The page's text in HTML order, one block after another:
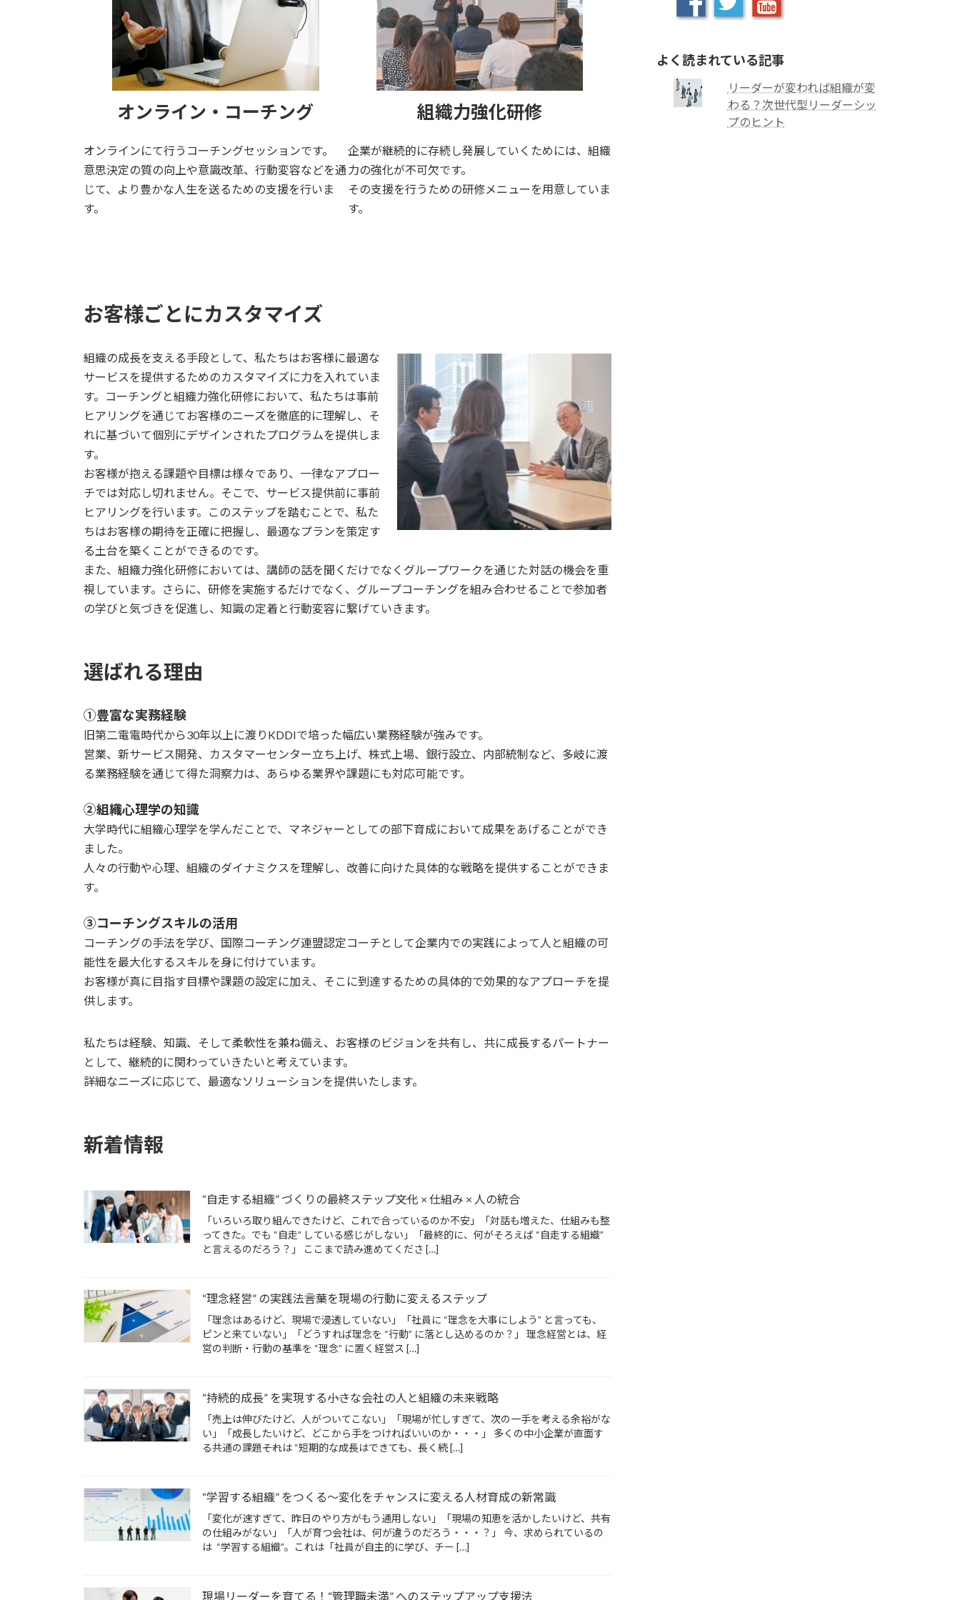
オンライン・コーチング
オンラインにて行うコーチングセッションです。
意思決定の質の向上や意識改革、行動変容などを通
じて、より豊かな人生を送るための支援を行いま
す。
組織力強化研修
企業が継続的に存続し発展していくためには、組織
力の強化が不可欠です。
その支援を行うための研修メニューを用意していま
す。
お客様ごとにカスタマイズ
組織の成長を支える手段として、私たちはお客様に最適な
サービスを提供するためのカスタマイズに力を入れていま
す。コーチングと組織力強化研修において、私たちは事前
ヒアリングを通じてお客様のニーズを徹底的に理解し、そ
れに基づいて個別にデザインされたプログラムを提供しま
す。
お客様が抱える課題や目標は様々であり、一律なアプロー
チでは対応し切れません。そこで、サービス提供前に事前
ヒアリングを行います。このステップを踏むことで、私た
ちはお客様の期待を正確に把握し、最適なプランを策定す
る土台を築くことができるのです。
また、組織力強化研修においては、講師の話を聞くだけでなくグループワークを通じた対話の機会を重
視しています。さらに、研修を実施するだけでなく、グループコーチングを組み合わせることで参加者
の学びと気づきを促進し、知識の定着と行動変容に繋げていきます。
選ばれる理由
①豊富な実務経験
旧第二電電時代から30年以上に渡りKDDIで培った幅広い業務経験が強みです。
営業、新サービス開発、カスタマーセンター立ち上げ、株式上場、銀行設立、内部統制など、多岐に渡
る業務経験を通じて得た洞察力は、あらゆる業界や課題にも対応可能です。
②組織心理学の知識
大学時代に組織心理学を学んだことで、マネジャーとしての部下育成において成果をあげることができ
ました。
人々の行動や心理、組織のダイナミクスを理解し、改善に向けた具体的な戦略を提供することができま
す。
③コーチングスキルの活用
コーチングの手法を学び、国際コーチング連盟認定コーチとして企業内での実践によって人と組織の可
能性を最大化するスキルを身に付けています。
お客様が真に目指す目標や課題の設定に加え、そこに到達するための具体的で効果的なアプローチを提
供します。
私たちは経験、知識、そして柔軟性を兼ね備え、お客様のビジョンを共有し、共に成長するパートナー
として、継続的に関わっていきたいと考えています。
詳細なニーズに応じて、最適なソリューションを提供いたします。
新着情報
“自走する組織” づくりの最終ステップ――文化 × 仕組み × 人の統合
「いろいろ取り組んできたけど、これで合っているのか不安」「対話も増えた、仕組みも整
ってきた。でも “自走” している感じがしない」「最終的に、何がそろえば “自走する組織”
と言えるのだろう？」 ここまで読み進めてくださ […]
“理念経営” の実践法――言葉を現場の行動に変えるステップ
「理念はあるけど、現場で浸透していない」「社員に “理念を大事にしよう” と言っても、
ピンと来ていない」「どうすれば理念を “行動” に落とし込めるのか？」 理念経営とは、経
営の判断・行動の基準を “理念” に置く経営ス […]
“持続的成長” を実現する――小さな会社の人と組織の未来戦略
「売上は伸びたけど、人がついてこない」「現場が忙しすぎて、次の一手を考える余裕がな
い」「成長したいけど、どこから手をつければいいのか・・・」 多くの中小企業が直面す
る共通の課題――それは “短期的な成長はできても、長く続 […]
“学習する組織” をつくる～変化をチャンスに変える人材育成の新常識
「変化が速すぎて、昨日のやり方がもう通用しない」「現場の知恵を活かしたいけど、共有
の仕組みがない」「人が育つ会社は、何が違うのだろう・・・？」 今、求められているの
は “学習する組織”。これは「社員が自主的に学び、チー […]
現場リーダーを育てる！“管理職未満” へのステップアップ支援法
よく読まれている記事
リーダーが変われば組織が変
わる？次世代型リーダーシッ
プのヒント